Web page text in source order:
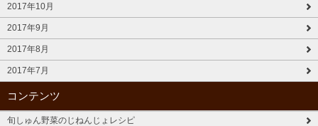
2017年10月
2017年9月
2017年8月
2017年7月
コンテンツ
旬しゅん野菜のじねんじょレシピ